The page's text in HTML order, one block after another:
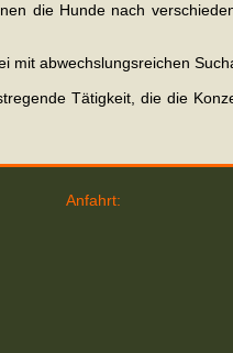
die Hunde nach
mit abwechslungsreichen
Tätigkeit, die die
Anfahrt: